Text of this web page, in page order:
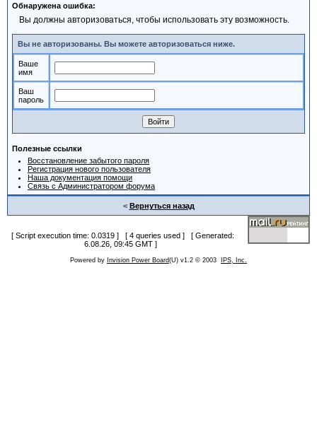
Обнаружена ошибка:
Вы должны авторизоваться, чтобы использовать эту возможность.
Вы не авторизованы. Вы можете авторизоваться ниже.
Ваше
имя
Ваш
пароль
Полезные ссылки
Восстановление забытого пароля
Регистрация нового пользователя
Наша документация помощи
Связь с Администратором форума
< Вернуться назад
[ Script execution time: 0.0319 ] [ 4 queries used ] [ Generated:
6.08.26, 09:45 GMT ]
Powered by Invision Power Board(U) v1.2 © 2003 IPS, Inc.